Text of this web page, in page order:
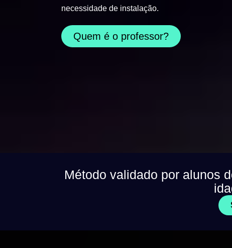
necessidade de instalação.
Quem é o professor?
Método validado por alunos